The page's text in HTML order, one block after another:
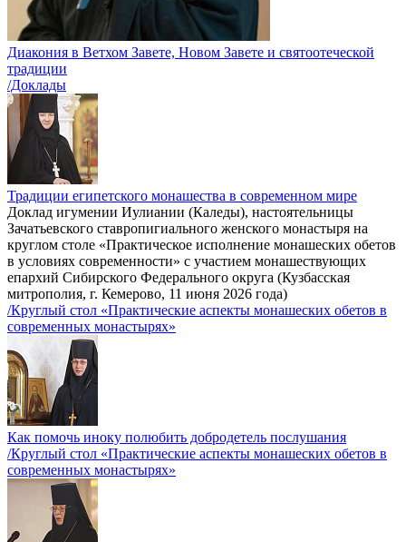
Диакония в Ветхом Завете, Новом Завете и святоотеческой
традиции
/Доклады
Традиции египетского монашества в современном мире
Доклад игумении Иулиании (Каледы), настоятельницы
Зачатьевского ставропигиального женского монастыря на
круглом столе «Практическое исполнение монашеских обетов
в условиях современности» с участием монашествующих
епархий Сибирского Федерального округа (Кузбасская
митрополия, г. Кемерово, 11 июня 2026 года)
/Круглый стол «Практические аспекты монашеских обетов в
современных монастырях»
Как помочь иноку полюбить добродетель послушания
/Круглый стол «Практические аспекты монашеских обетов в
современных монастырях»